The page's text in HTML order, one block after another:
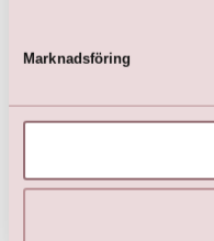
Marknadsföring